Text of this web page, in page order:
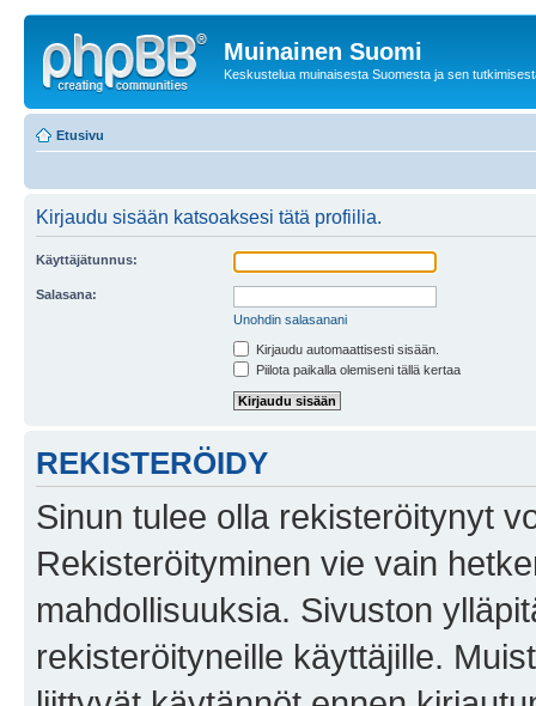
Muinainen Suomi
Keskustelua muinaisesta Suomesta ja sen
Etusivu
Kirjaudu sisään katsoaksesi tätä profiilia.
Käyttäjätunnus:
Salasana:
Unohdin salasanani
Kirjaudu automaattisesti sisään.
Piilota paikalla olemiseni tällä kertaa
REKISTERÖIDY
Sinun tulee olla rekisteröitynyt
Rekisteröityminen vie vain
mahdollisuuksia. Sivuston
rekisteröityneille käyttäjille.